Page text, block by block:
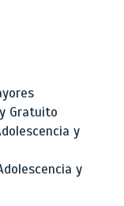
Gratuito
y
y